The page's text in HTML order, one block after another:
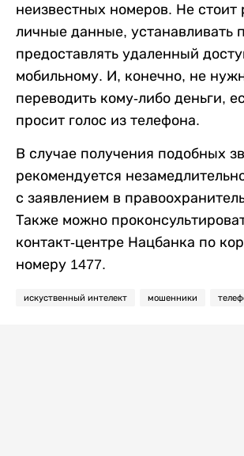
неизвестных номеров. Не стоит
личные данные, устанавливать
предоставлять удаленный
мобильному. И, конечно, не
переводить кому-либо деньги,
просит голос из телефона.
В случае получения подобных
рекомендуется
с заявлением в
Также можно
контакт-центре Нацбанка по
номеру 1477.
искуственный интелект мошенники